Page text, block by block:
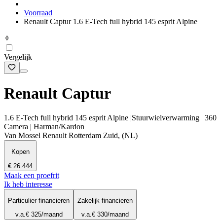
Voorraad
Renault Captur 1.6 E-Tech full hybrid 145 esprit Alpine
Vergelijk
Renault Captur
1.6 E-Tech full hybrid 145 esprit Alpine |Stuurwielverwarming | 360
Camera | Harman/Kardon
Van Mossel Renault Rotterdam Zuid, (NL)
Kopen
€ 26.444
Maak een proefrit
Ik heb interesse
Particulier financieren
v.a.€ 325/maand
Zakelijk financieren
v.a.€ 330/maand